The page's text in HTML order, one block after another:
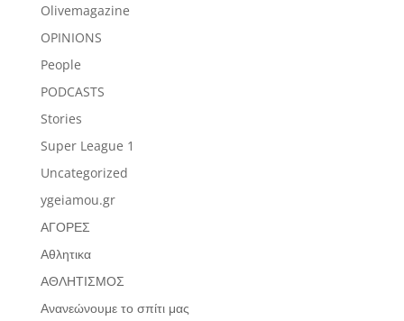
Olivemagazine
OPINIONS
People
PODCASTS
Stories
Super League 1
Uncategorized
ygeiamou.gr
ΑΓΟΡΕΣ
Αθλητικα
ΑΘΛΗΤΙΣΜΟΣ
Ανανεώνουμε το σπίτι μας